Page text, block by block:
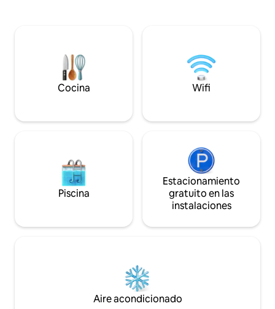
está disponible
25 €/noche. ¡Esperamos verte pronto!
Nadine y Gerd
Cocina Wifi
Piscina
Estacionamiento
gratuito en las
instalaciones
Aire acondicionado